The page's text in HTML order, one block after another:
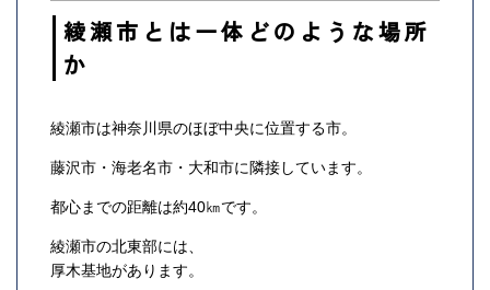
綾瀬市とは一体どのような場所
か
綾瀬市は神奈川県のほぼ中央に位置する市。
藤沢市・海老名市・大和市に隣接しています。
都心までの距離は約40㎞です。
綾瀬市の北東部には、
厚木基地があります。